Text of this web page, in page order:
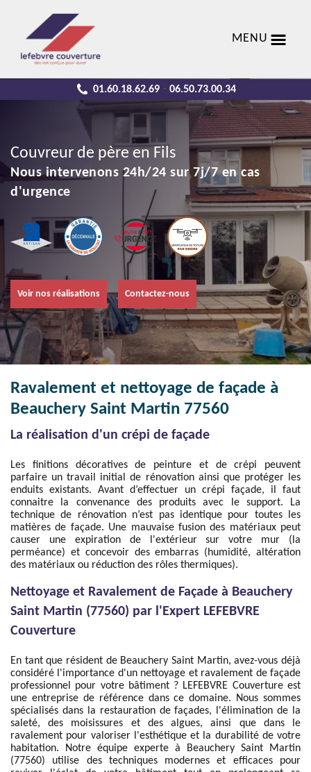
MENU
01.60.18.62.69 - 06.50.73.00.34
Couvreur de père en Fils
Nous intervenons 24h/24 sur 7j/7 en cas
d'urgence
Voir nos réalisations Contactez-nous
Ravalement et nettoyage de façade à
Beauchery Saint Martin 77560
La réalisation d'un crépi de façade
Les finitions décoratives de peinture et de crépi peuvent
parfaire un travail initial de rénovation ainsi que protéger les
enduits existants. Avant d’effectuer un crépi façade, il faut
connaitre la convenance des produits avec le support. La
technique de rénovation n’est pas identique pour toutes les
matières de façade. Une mauvaise fusion des matériaux peut
causer une expiration de l'extérieur sur votre mur (la
perméance) et concevoir des embarras (humidité, altération
des matériaux ou réduction des rôles thermiques).
Nettoyage et Ravalement de Façade à Beauchery
Saint Martin (77560) par l'Expert LEFEBVRE
Couverture
En tant que résident de Beauchery Saint Martin, avez-vous déjà
considéré l'importance d'un nettoyage et ravalement de façade
professionnel pour votre bâtiment ? LEFEBVRE Couverture est
une entreprise de référence dans ce domaine. Nous sommes
spécialisés dans la restauration de façades, l'élimination de la
saleté, des moisissures et des algues, ainsi que dans le
ravalement pour valoriser l'esthétique et la durabilité de votre
habitation. Notre équipe experte à Beauchery Saint Martin
(77560) utilise des techniques modernes et efficaces pour